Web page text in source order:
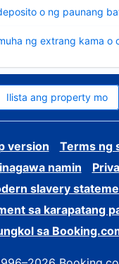
o ng paunang
ng extrang kama o
Ilista ang property mo
version
Terms ng
namin
slavery
sa karapatang
sa